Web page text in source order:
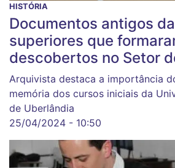
HISTÓRIA
Documentos antigos
superiores que
descobertos no Setor
Arquivista destaca a importância
memória dos cursos iniciais da
de Uberlândia
25/04/2024 - 10:50